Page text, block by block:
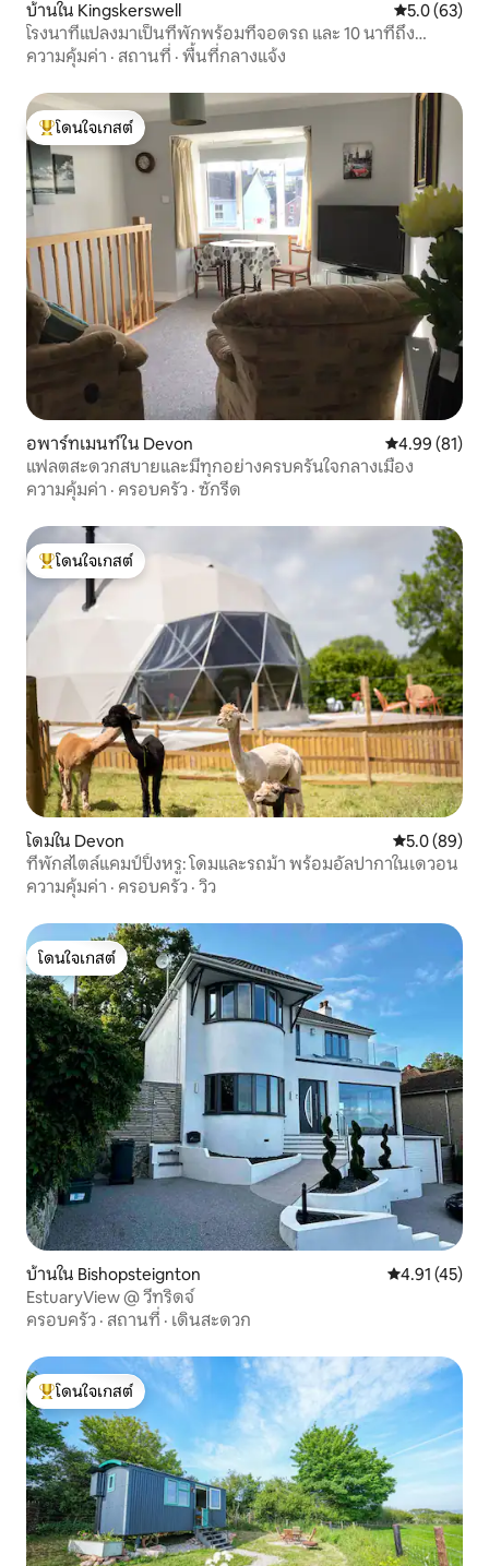
บ้านใน Kingskerswell คะแนนเฉลี่ย
5.0 (63)
โรงนาที่แปลงมาเป็นที่พักพร้อมที่จอดรถ และ 10 นาทีถึง
ทอร์เบย์
ความคุ้มค่า · สถานที่ · พื้นที่กลางแจ้ง
โดนใจเกสต์ที่สุด
โดนใจเกสต์
อพาร์ทเมนท์ใน Devon คะแนนเฉลี่ย
4.99 (81)
แฟลตสะดวกสบายและมีทุกอย่างครบครันใจกลางเมือง
ความคุ้มค่า · ครอบครัว · ซักรีด
โดนใจเกสต์ที่สุด
โดนใจเกสต์
โดมใน Devon คะแนนเฉลี่ย
5.0 (89)
ที่พักสไตล์แคมป์ปิ้งหรู: โดมและรถม้า พร้อมอัลปากาในเดวอน
ความคุ้มค่า · ครอบครัว · วิว
โดนใจเกสต์
โดนใจเกสต์
บ้านใน Bishopsteignton คะแนนเฉลี่ย
4.91 (45)
EstuaryView @ วีทริดจ์
ครอบครัว · สถานที่ · เดินสะดวก
โดนใจเกสต์ที่สุด
โดนใจเกสต์